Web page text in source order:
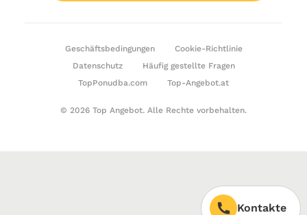
Kontakte
Geschäftsbedingungen
Cookie-Richtlinie
Datenschutz
Häufig gestellte Fragen
TopPonudba.com
Top-Angebot.at
© 2026 Top Angebot. Alle Rechte vorbehalten.